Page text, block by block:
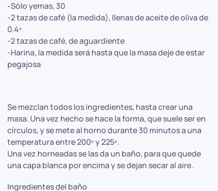
-Sólo yemas, 30
-2 tazas de café (la medida), llenas de aceite de oliva de
0.4º
-2 tazas de café, de aguardiente
-Harina, la medida será hasta que la masa deje de estar
pegajosa
Se mezclan todos los ingredientes, hasta crear una
masa. Una vez hecho se hace la forma, que suele ser en
círculos, y se mete al horno durante 30 minutos a una
temperatura entre 200º y 225º.
Una vez horneadas se las da un baño, para que quede
una capa blanca por encima y se dejan secar al aire.
Ingredientes del baño